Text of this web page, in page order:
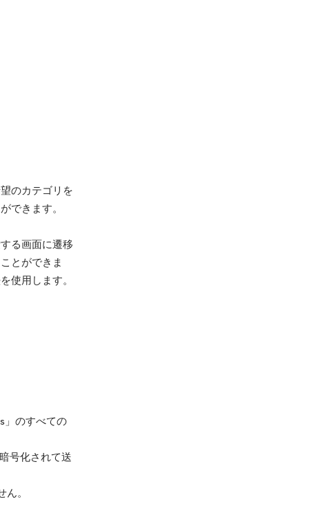
のカテゴリを
できます。
る画面に遷移
とができま
使用します。
」のすべての
号化されて送
。